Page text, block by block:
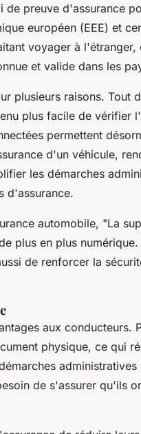
de preuve d'assurance
européen (EEE) et
voyager à l'étranger,
et valide dans les
plusieurs raisons. Tout
plus facile de vérifier
permettent
d'un véhicule,
les démarches
d'assurance.
automobile, "La
plus en plus
de renforcer la
aux conducteurs.
physique, ce qui
administratives
de s'assurer qu'ils